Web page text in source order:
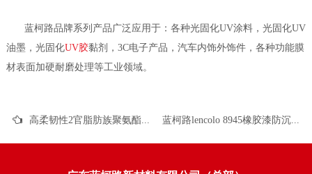
蓝柯路品牌系列产品广泛应用于：各种光固化UV涂料，光固化UV
油墨，光固化UV胶黏剂，3C电子产品，汽车内饰外饰件，各种功能膜
材表面加硬耐磨处理等工业领域。
蓝柯路lencolo 8945橡胶漆防沉助剂的功能特点